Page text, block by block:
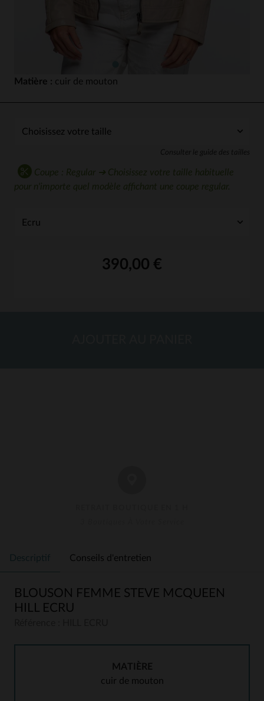
Matière : cuir de mouton
Consulter le guide des tailles
Coupe : Regular ➔ Choisissez votre taille habituelle
pour n'importe quel modèle affichant une coupe regular.
390,00 €
Descriptif Conseils d'entretien
BLOUSON FEMME STEVE MCQUEEN
HILL ECRU
MATIÈRE
cuir de mouton